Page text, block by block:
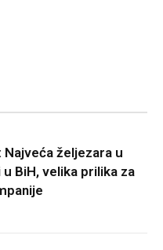
Najveća željezara u
BiH, velika prilika za